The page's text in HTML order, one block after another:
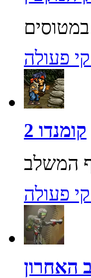
פעולה
קומנדו 2
פעולה
האחרון